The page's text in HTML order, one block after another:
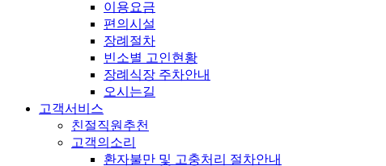
이용요금
편의시설
장례절차
빈소별 고인현황
장례식장 주차안내
오시는길
고객서비스
친절직원추천
고객의소리
환자불만 및 고충처리 절차안내